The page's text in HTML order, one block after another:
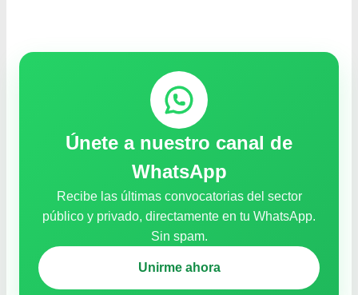
Únete a nuestro canal de
WhatsApp
Recibe las últimas convocatorias del sector
público y privado, directamente en tu WhatsApp.
Sin spam.
Unirme ahora